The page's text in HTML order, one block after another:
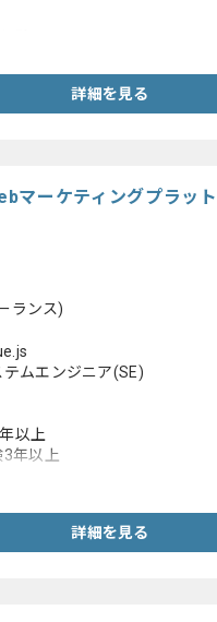
詳細を見る
マーケティングプラッ
ランス)
ムエンジニア(SE)
以上
3年以上
詳細を見る